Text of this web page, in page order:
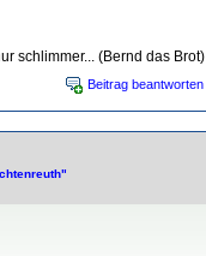
schlimmer... (Bernd das Brot)
Beitrag beantworten